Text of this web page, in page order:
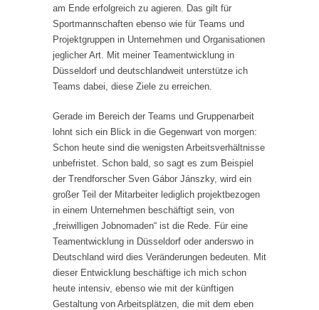
am Ende erfolgreich zu agieren. Das gilt für
Sportmannschaften ebenso wie für Teams und
Projektgruppen in Unternehmen und Organisationen
jeglicher Art. Mit meiner Teamentwicklung in
Düsseldorf und deutschlandweit unterstütze ich
Teams dabei, diese Ziele zu erreichen.
Gerade im Bereich der Teams und Gruppenarbeit
lohnt sich ein Blick in die Gegenwart von morgen:
Schon heute sind die wenigsten Arbeitsverhältnisse
unbefristet. Schon bald, so sagt es zum Beispiel
der Trendforscher Sven Gábor Jánszky, wird ein
großer Teil der Mitarbeiter lediglich projektbezogen
in einem Unternehmen beschäftigt sein, von
„freiwilligen Jobnomaden“ ist die Rede. Für eine
Teamentwicklung in Düsseldorf oder anderswo in
Deutschland wird dies Veränderungen bedeuten. Mit
dieser Entwicklung beschäftige ich mich schon
heute intensiv, ebenso wie mit der künftigen
Gestaltung von Arbeitsplätzen, die mit dem eben